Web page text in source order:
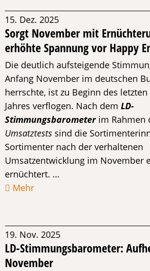
15. Dez. 2025
Sorgt November mit
erhöhte Spannung vor Happy
Die deutlich aufsteigende
Anfang November im deutschen
herrschte, ist zu Beginn des
Jahres verflogen. Nach dem LD-
Stimmungsbarometerim Rahmen
Umsatztests sind die
Sortimenter nach der verhaltenen
Umsatzentwicklung im November
ernüchtert. …
Mehr
19. Nov. 2025
LD-Stimmungsbarometer:
November